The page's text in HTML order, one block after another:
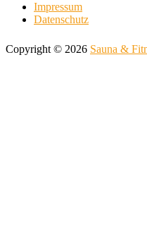
Impressum
Datenschutz
Copyright © 2026 Sauna &